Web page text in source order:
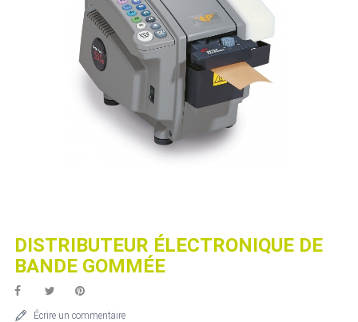
DISTRIBUTEUR ÉLECTRONIQUE DE
BANDE GOMMÉE
Écrire un commentaire